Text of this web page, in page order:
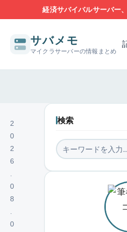
経済サバイバルサーバー
サバメモ
マイクラサーバーの情報まとめ
2
0
2
6
0
8
0
検索